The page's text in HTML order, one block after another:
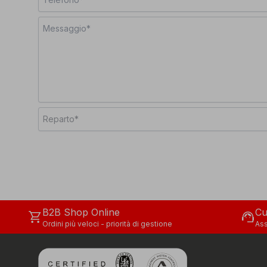
Reparto*
shopping_cartB2B Shop Online
Ordini più veloci - priorità di gestione support_agent